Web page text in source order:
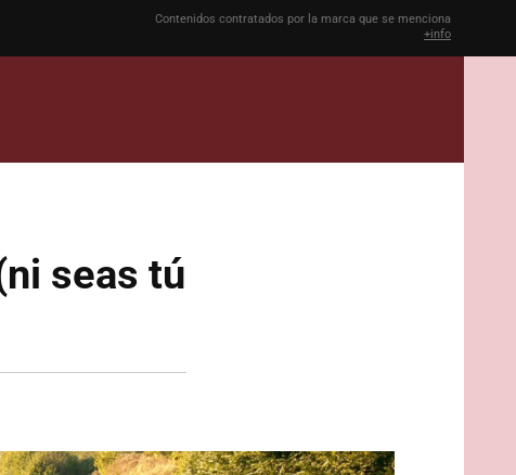
Contenidos contratados por la marca que se menciona
+info
seas tú